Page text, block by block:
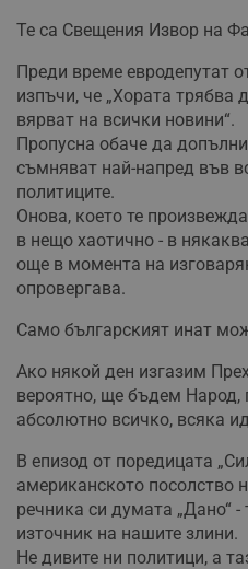
Те са Свещения Извор на
Преди време евродепутат
изпъчи, че „Хората трябва
вярват на всички новини“.
Пропусна обаче да
съмняват най-напред във
политиците.
Онова, което те
в нещо хаотично - в
още в момента на
опровергава.
Само българският инат
Ако някой ден изгазим
вероятно, ще бъдем Народ,
абсолютно всичко, всяка
В епизод от поредицата
американското посолство
речника си думата „Дано“
източник на нашите злини.
Не дивите ни политици, а